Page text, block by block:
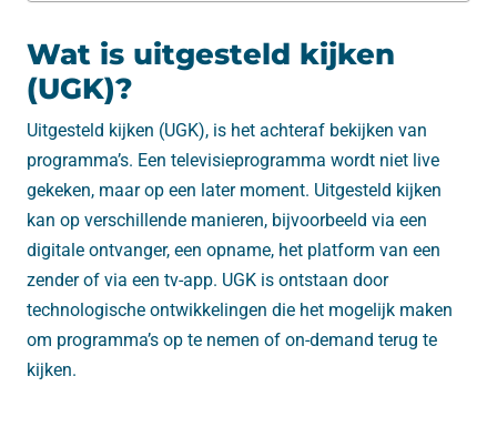
Wat is uitgesteld kijken
(UGK)?
Uitgesteld kijken (UGK), is het achteraf bekijken van
programma’s. Een televisieprogramma wordt niet live
gekeken, maar op een later moment. Uitgesteld kijken
kan op verschillende manieren, bijvoorbeeld via een
digitale ontvanger, een opname, het platform van een
zender of via een tv-app. UGK is ontstaan door
technologische ontwikkelingen die het mogelijk maken
om programma’s op te nemen of on-demand terug te
kijken.